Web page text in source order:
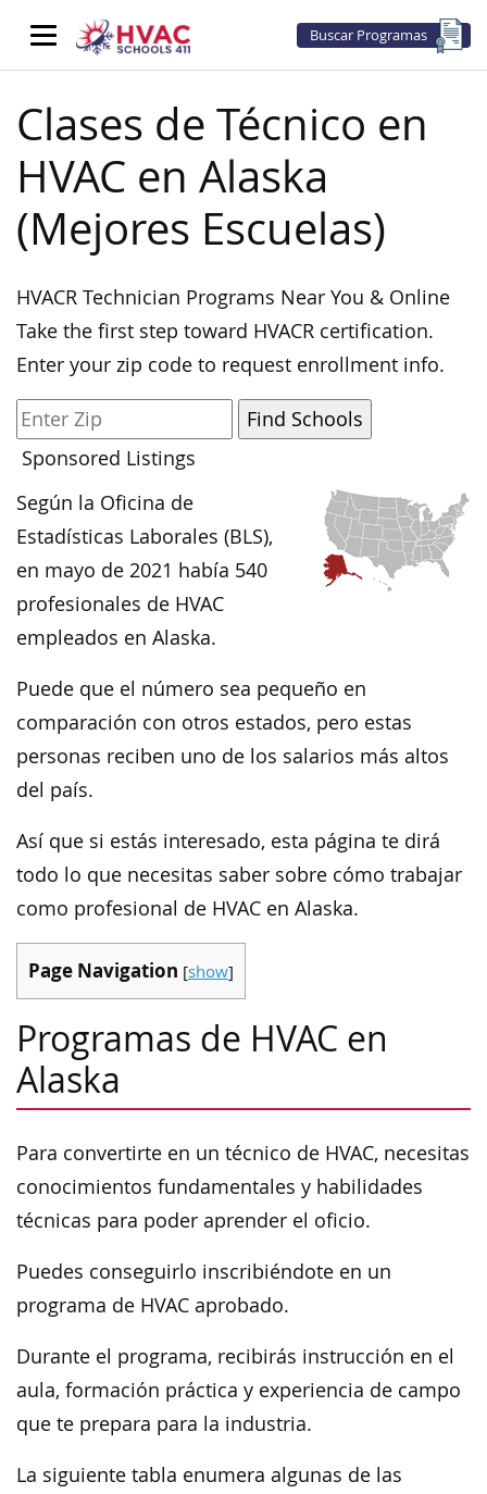
Buscar Programas
Clases de Técnico en
HVAC en Alaska
(Mejores Escuelas)
HVACR Technician Programs Near You & Online
Take the first step toward HVACR certification.
Enter your zip code to request enrollment info.
Sponsored Listings
Según la Oficina de
Estadísticas Laborales (BLS),
en mayo de 2021 había 540
profesionales de HVAC
empleados en Alaska.
Puede que el número sea pequeño en
comparación con otros estados, pero estas
personas reciben uno de los salarios más altos
del país.
Así que si estás interesado, esta página te dirá
todo lo que necesitas saber sobre cómo trabajar
como profesional de HVAC en Alaska.
Page Navigation [show]
Programas de HVAC en
Alaska
Para convertirte en un técnico de HVAC, necesitas
conocimientos fundamentales y habilidades
técnicas para poder aprender el oficio.
Puedes conseguirlo inscribiéndote en un
programa de HVAC aprobado.
Durante el programa, recibirás instrucción en el
aula, formación práctica y experiencia de campo
que te prepara para la industria.
La siguiente tabla enumera algunas de las